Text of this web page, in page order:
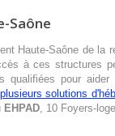
Saône
Haute-Saône de la
à ces structures
qualifiées pour
plusieurs solutions
EHPAD, 10 Foyers-